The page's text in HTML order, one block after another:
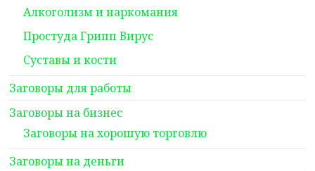
Алкоголизм и наркомания
Простуда Грипп Вирус
Суставы и кости
Заговоры для работы
Заговоры на бизнес
Заговоры на хорошую торговлю
Заговоры на деньги